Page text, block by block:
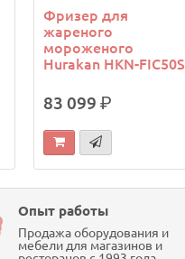
Фризер для
жареного
мороженого
Hurakan HKN-FIC50S
83 099р.
Опыт работы
Продажа оборудования и
мебели для магазинов и